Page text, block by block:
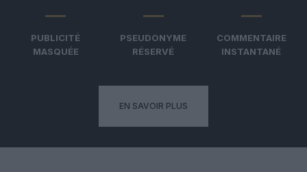
PUBLICITÉ
MASQUÉE
PSEUDONYME
RÉSERVÉ
COMMENTAIRE
INSTANTANÉ
EN SAVOIR PLUS